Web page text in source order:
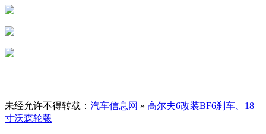
未经允许不得转载： 汽车信息网 » 高尔夫6改装BF6刹车、18
寸沃森轮毂